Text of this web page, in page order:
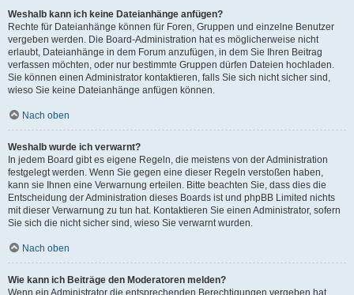
Weshalb kann ich keine Dateianhänge anfügen?
Rechte für Dateianhänge können für Foren, Gruppen und einzelne Benutzer
vergeben werden. Die Board-Administration hat es möglicherweise nicht
erlaubt, Dateianhänge in dem Forum anzufügen, in dem Sie Ihren Beitrag
verfassen möchten, oder nur bestimmte Gruppen dürfen Dateien hochladen.
Sie können einen Administrator kontaktieren, falls Sie sich nicht sicher sind,
wieso Sie keine Dateianhänge anfügen können.
Nach oben
Weshalb wurde ich verwarnt?
In jedem Board gibt es eigene Regeln, die meistens von der Administration
festgelegt werden. Wenn Sie gegen eine dieser Regeln verstoßen haben,
kann sie Ihnen eine Verwarnung erteilen. Bitte beachten Sie, dass dies die
Entscheidung der Administration dieses Boards ist und phpBB Limited nichts
mit dieser Verwarnung zu tun hat. Kontaktieren Sie einen Administrator, sofern
Sie sich die nicht sicher sind, wieso Sie verwarnt wurden.
Nach oben
Wie kann ich Beiträge den Moderatoren melden?
Wenn ein Administrator die entsprechenden Berechtigungen vergeben hat,